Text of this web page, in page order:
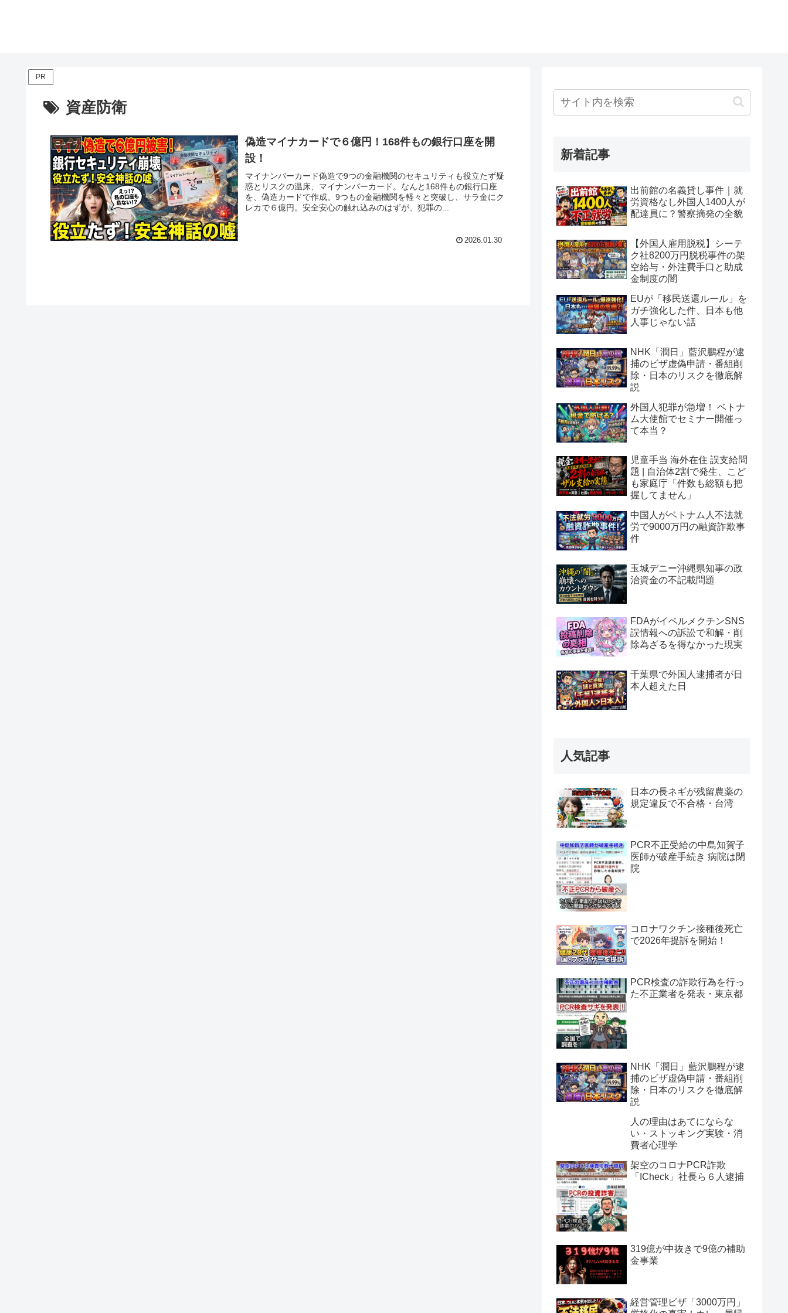
PR
資産防衛
ニュース
偽造マイナカードで６億円！168件もの銀行口座を開
設！
マイナンバーカード偽造で9つの金融機関のセキュリティも役立たず疑
惑とリスクの温床、マイナンバーカード。なんと168件もの銀行口座
を、偽造カードで作成。9つもの金融機関を軽々と突破し、サラ金にク
レカで６億円。安全安心の触れ込みのはずが、犯罪の...
2026.01.30
新着記事
出前館の名義貸し事件｜就
労資格なし外国人1400人が
配達員に？警察摘発の全貌
【外国人雇用脱税】シーテ
ク社8200万円脱税事件の架
空給与・外注費手口と助成
金制度の闇
EUが「移民送還ルール」を
ガチ強化した件、日本も他
人事じゃない話
NHK「潤日」藍沢鵬程が逮
捕のビザ虚偽申請・番組削
除・日本のリスクを徹底解
説
外国人犯罪が急増！ ベトナ
ム大使館でセミナー開催っ
て本当？
児童手当 海外在住 誤支給問
題 | 自治体2割で発生、こど
も家庭庁「件数も総額も把
握してません」
中国人がベトナム人不法就
労で9000万円の融資詐欺事
件
玉城デニー沖縄県知事の政
治資金の不記載問題
FDAがイベルメクチンSNS
誤情報への訴訟で和解・削
除為ざるを得なかった現実
千葉県で外国人逮捕者が日
本人超えた日
人気記事
日本の長ネギが残留農薬の
規定違反で不合格・台湾
PCR不正受給の中島知賀子
医師が破産手続き 病院は閉
院
コロナワクチン接種後死亡
で2026年提訴を開始！
PCR検査の詐欺行為を行っ
た不正業者を発表・東京都
NHK「潤日」藍沢鵬程が逮
捕のビザ虚偽申請・番組削
除・日本のリスクを徹底解
説
人の理由はあてにならな
い・ストッキング実験・消
費者心理学
架空のコロナPCR詐欺
「ICheck」社長ら６人逮捕
319億が中抜きで9億の補助
金事業
経営管理ビザ「3000万円」